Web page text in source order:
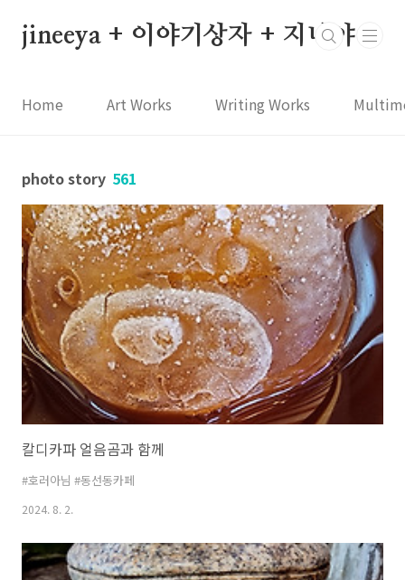
jineeya + 이야기상자 + 지니야
Home Art Works Writing Works
photo story 561
칼디카파 얼음곰과 함께
#호러아님 #동선동카페
2024. 8. 2.